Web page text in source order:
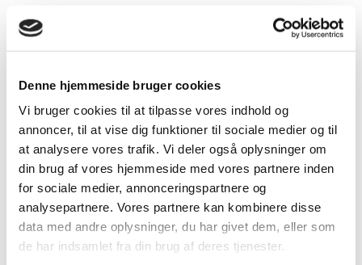
Denne hjemmeside bruger cookies
Vi bruger cookies til at tilpasse vores indhold og
annoncer, til at vise dig funktioner til sociale medier og til
at analysere vores trafik. Vi deler også oplysninger om
din brug af vores hjemmeside med vores partnere inden
for sociale medier, annonceringspartnere og
analysepartnere. Vores partnere kan kombinere disse
data med andre oplysninger, du har givet dem, eller som
de har indsamlet fra din brug af deres tjenester.
Relaterede produkter